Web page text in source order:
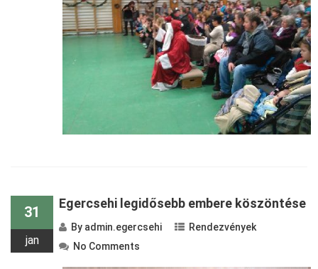
31
jan
Egercsehi legidősebb embere köszöntése
By admin.egercsehi
Rendezvények
No Comments